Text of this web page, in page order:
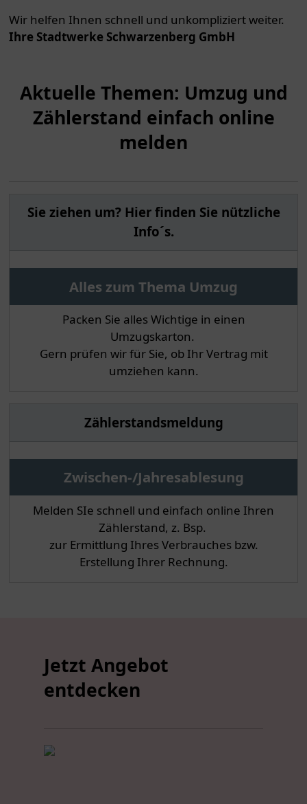
Wir helfen Ihnen schnell und unkompliziert weiter.
Ihre Stadtwerke Schwarzenberg GmbH
Aktuelle Themen: Umzug und
Zählerstand einfach online
melden
Sie ziehen um? Hier finden Sie nützliche
Info´s.
Alles zum Thema Umzug
Packen Sie alles Wichtige in einen
Umzugskarton.
Gern prüfen wir für Sie, ob Ihr Vertrag mit
umziehen kann.
Zählerstandsmeldung
Zwischen-/Jahresablesung
Melden SIe schnell und einfach online Ihren
Zählerstand, z. Bsp.
zur Ermittlung Ihres Verbrauches bzw.
Erstellung Ihrer Rechnung.
Jetzt Angebot
entdecken